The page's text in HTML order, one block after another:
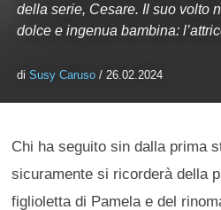
della serie, Cesare. Il suo volto
dolce e ingenua bambina:
diSusy Caruso / 26.02.2024
Chi ha seguito sin dalla prima
sicuramente si ricorderà della
figlioletta di Pamela e del